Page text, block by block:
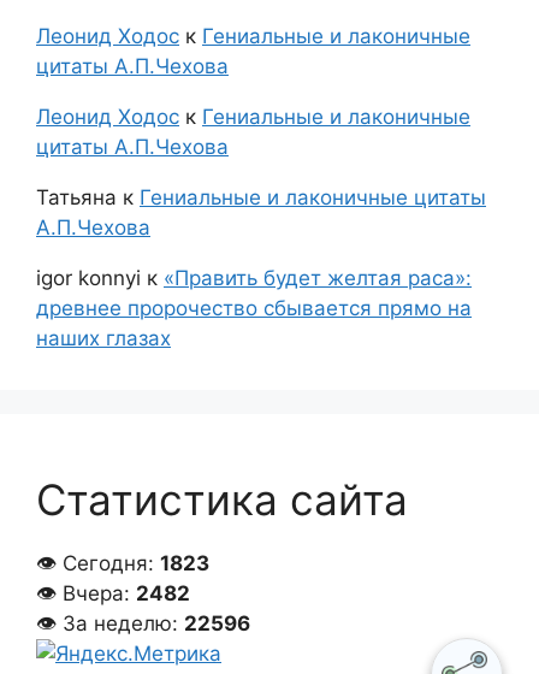
Леонид Ходос к Гениальные и лаконичные
цитаты А.П.Чехова
Леонид Ходос к Гениальные и лаконичные
цитаты А.П.Чехова
Татьяна к Гениальные и лаконичные цитаты
А.П.Чехова
igor konnyi к «Править будет желтая раса»:
древнее пророчество сбывается прямо на
наших глазах
Статистика сайта
👁 Сегодня: 1823
👁 Вчера: 2482
👁 За неделю: 22596